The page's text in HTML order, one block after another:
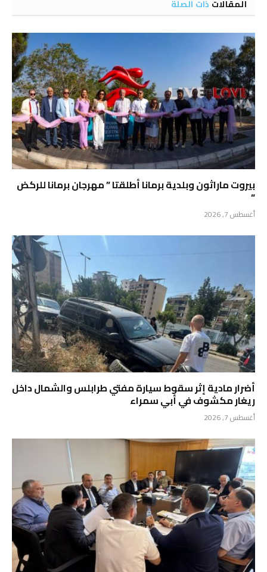
المقالات ذات الصلة
بيروت ماراثون وبلدية برمانا أطلقتا ” مهرجان برمانا للركض
“
أغسطس 7, 2026
أضرار مادية إثر سقوط سيارة مفتي طرابلس والشمال داخل
ريغار مكشوف في أبي سمراء
أغسطس 7, 2026